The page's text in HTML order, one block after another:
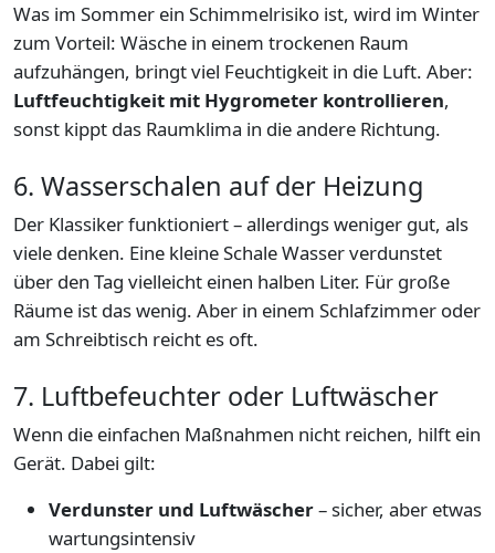
Was im Sommer ein Schimmelrisiko ist, wird im Winter
zum Vorteil: Wäsche in einem trockenen Raum
aufzuhängen, bringt viel Feuchtigkeit in die Luft. Aber:
Luftfeuchtigkeit mit Hygrometer kontrollieren,
sonst kippt das Raumklima in die andere Richtung.
6. Wasserschalen auf der Heizung
Der Klassiker funktioniert – allerdings weniger gut, als
viele denken. Eine kleine Schale Wasser verdunstet
über den Tag vielleicht einen halben Liter. Für große
Räume ist das wenig. Aber in einem Schlafzimmer oder
am Schreibtisch reicht es oft.
7. Luftbefeuchter oder Luftwäscher
Wenn die einfachen Maßnahmen nicht reichen, hilft ein
Gerät. Dabei gilt:
Verdunster und Luftwäscher– sicher, aber etwas
wartungsintensiv